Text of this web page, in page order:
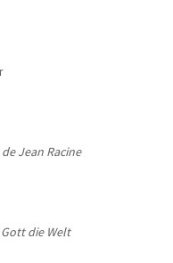
Jean Racine
die Welt